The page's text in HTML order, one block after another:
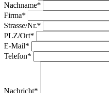
Nachname*
Firma*
Strasse/Nr.*
PLZ/Ort*
E-Mail*
Telefon*
Nachricht*